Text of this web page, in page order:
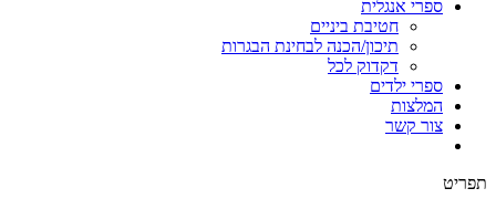
ספרי אנגלית
חטיבת ביניים
תיכון/הכנה לבחינת הבגרות
דקדוק לכל
ספרי ילדים
המלצות
צור קשר
תפריט